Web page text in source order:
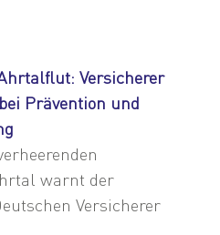
Versicherer
Prävention und
warnt der
Versicherer